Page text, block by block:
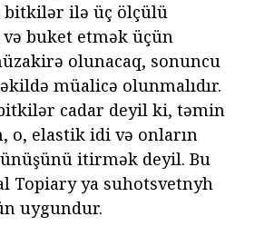
bitkilər ilə üç ölçülü
və buket etmək üçün
olunacaq, sonuncu
müalicə olunmalıdır.
cadar deyil ki, təmin
o, elastik idi və onların
itirmək deyil. Bu
Topiary ya suhotsvetnyh
uygundur.